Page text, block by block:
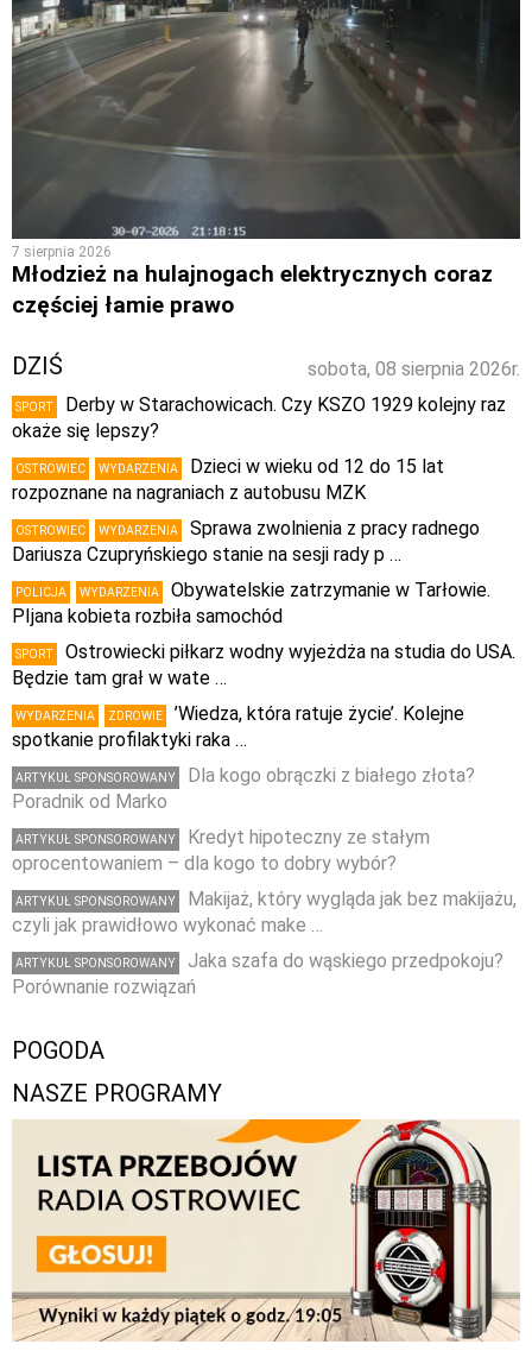
7 sierpnia 2026
Młodzież na hulajnogach elektrycznych coraz
częściej łamie prawo
sobota, 08 sierpnia 2026r.
DZIŚ
SPORT
Derby w Starachowicach. Czy KSZO 1929 kolejny raz
okaże się lepszy?
OSTROWIEC WYDARZENIA
Dzieci w wieku od 12 do 15 lat
rozpoznane na nagraniach z autobusu MZK
OSTROWIEC WYDARZENIA
Sprawa zwolnienia z pracy radnego
Dariusza Czupryńskiego stanie na sesji rady p …
POLICJA WYDARZENIA
Obywatelskie zatrzymanie w Tarłowie.
PIjana kobieta rozbiła samochód
SPORT
Ostrowiecki piłkarz wodny wyjeżdża na studia do USA.
Będzie tam grał w wate …
WYDARZENIA ZDROWIE
’Wiedza, która ratuje życie’. Kolejne
spotkanie profilaktyki raka …
ARTYKUŁ SPONSOROWANY
Dla kogo obrączki z białego złota?
Poradnik od Marko
ARTYKUŁ SPONSOROWANY
Kredyt hipoteczny ze stałym
oprocentowaniem – dla kogo to dobry wybór?
ARTYKUŁ SPONSOROWANY
Makijaż, który wygląda jak bez makijażu,
czyli jak prawidłowo wykonać make …
ARTYKUŁ SPONSOROWANY
Jaka szafa do wąskiego przedpokoju?
Porównanie rozwiązań
POGODA
NASZE PROGRAMY